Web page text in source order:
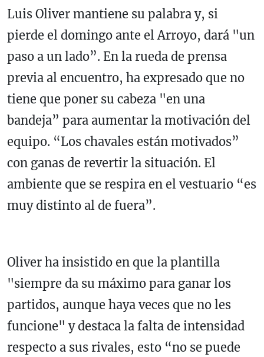
Luis Oliver mantiene su palabra y, si
pierde el domingo ante el Arroyo, dará "un
paso a un lado”. En la rueda de prensa
previa al encuentro, ha expresado que no
tiene que poner su cabeza "en una
bandeja” para aumentar la motivación del
equipo. “Los chavales están motivados”
con ganas de revertir la situación. El
ambiente que se respira en el vestuario “es
muy distinto al de fuera”.
Oliver ha insistido en que la plantilla
"siempre da su máximo para ganar los
partidos, aunque haya veces que no les
funcione" y destaca la falta de intensidad
respecto a sus rivales, esto “no se puede